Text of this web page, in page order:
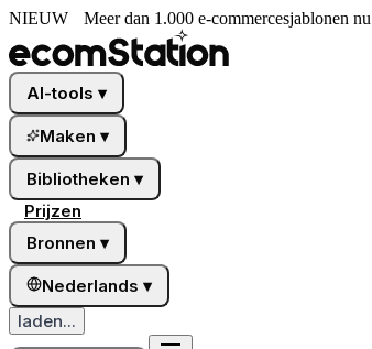
NIEUW Meer dan 1.000 e-commercesjablonen
AI-tools ▾
Maken ▾
Bibliotheken ▾
Prijzen
Bronnen ▾
Nederlands ▾
laden...